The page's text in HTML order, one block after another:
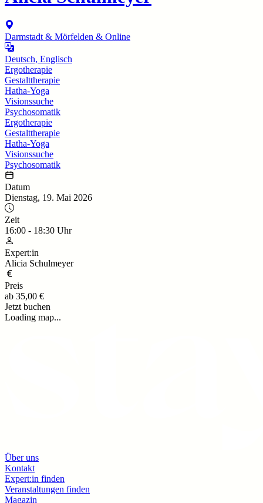
Darmstadt & Mörfelden & Online
Deutsch, Englisch
Ergotherapie
Gestalttherapie
Hatha-Yoga
Visionssuche
Psychosomatik
Ergotherapie
Gestalttherapie
Hatha-Yoga
Visionssuche
Psychosomatik
Datum
Dienstag, 19. Mai 2026
Zeit
16:00 - 18:30 Uhr
Expert:in
Alicia Schulmeyer
Preis
ab 35,00 €
Jetzt buchen
Loading map...
Über uns
Kontakt
Expert:in finden
Veranstaltungen finden
Magazin